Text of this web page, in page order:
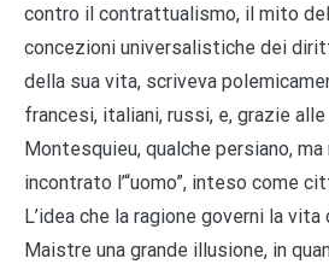
contro il contrattualismo, il mito del
concezioni universalistiche dei
della sua vita, scriveva
francesi, italiani, russi, e, grazie
Montesquieu, qualche persiano, ma
incontrato l’“uomo”, inteso come
L’idea che la ragione governi la
Maistre una grande illusione, in